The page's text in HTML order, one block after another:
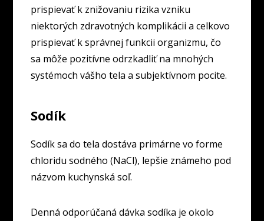
prispievať k znižovaniu rizika vzniku
niektorých zdravotných komplikácii a celkovo
prispievať k správnej funkcii organizmu, čo
sa môže pozitívne odrzkadliť na mnohých
systémoch vášho tela a subjektívnom pocite.
Sodík
Sodík sa do tela dostáva primárne vo forme
chloridu sodného (NaCl), lepšie známeho pod
názvom kuchynská soľ.
Denná odporúčaná dávka sodíka je okolo